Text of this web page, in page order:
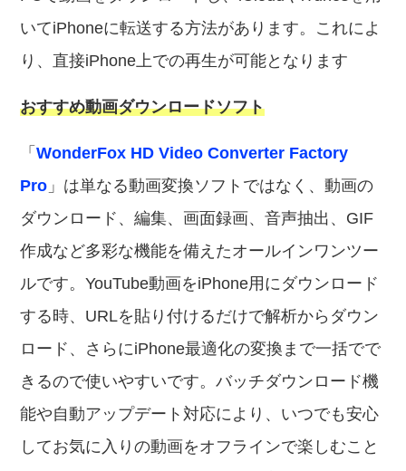
いてiPhoneに転送する方法があります。これによ
り、直接iPhone上での再生が可能となります
おすすめ動画ダウンロードソフト
「WonderFox HD Video Converter Factory
Pro 」は単なる動画変換ソフトではなく、動画の
ダウンロード、編集、画面録画、音声抽出、GIF
作成など多彩な機能を備えたオールインワンツー
ルです。YouTube動画をiPhone用にダウンロード
する時、URLを貼り付けるだけで解析からダウン
ロード、さらにiPhone最適化の変換まで一括でで
きるので使いやすいです。バッチダウンロード機
能や自動アップデート対応により、いつでも安心
してお気に入りの動画をオフラインで楽しむこと